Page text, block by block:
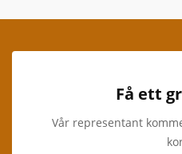
Få ett
Vår representant